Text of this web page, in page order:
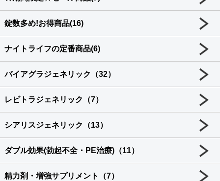
錠数多め!お得商品(16)
ナイトライフの定番商品(6)
バイアグラジェネリック（32）
レビトラジェネリック（7）
シアリスジェネリック（13）
ダブル効果(勃起不全・PE治療)（11）
精力剤・増強サプリメント（7）